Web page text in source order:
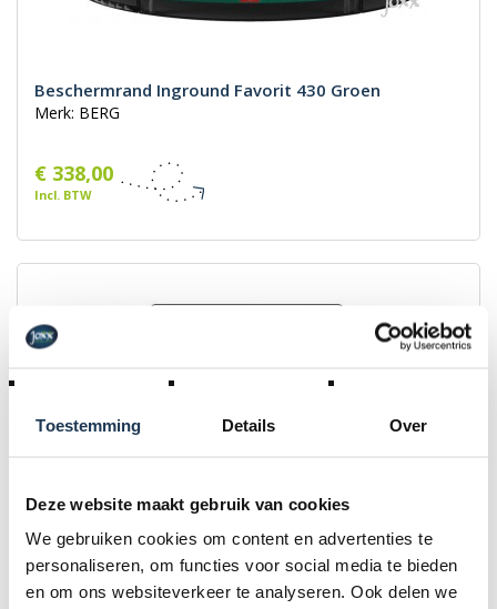
Toestemming Details Over
Deze website maakt gebruik van cookies
We gebruiken cookies om content en advertenties te
personaliseren, om functies voor social media te bieden
en om ons websiteverkeer te analyseren. Ook delen we
Beschermrand Inground Favorit 430 Groen
Merk: BERG
€ 338,00
Incl. BTW
Beschermrand Inground Favorit 430 Grijs
Merk: BERG